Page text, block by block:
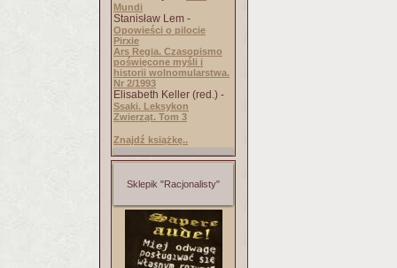
Mundi
Stanisław Lem -
Opowieści o pilocie
Pirxie
Ars Regia. Czasopismo
poświęcone myśli i
historii wolnomularstwa.
Nr 2/1993
Elisabeth Keller (red.) -
Ssaki. Leksykon
Zwierząt. Tom 3
Znajdź książkę..
Sklepik "Racjonalisty"